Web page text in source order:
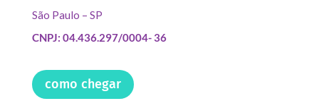
São Paulo – SP
CNPJ: 04.436.297/0004- 36
como chegar